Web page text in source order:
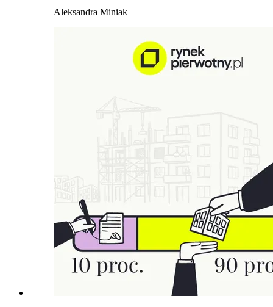
Aleksandra Miniak